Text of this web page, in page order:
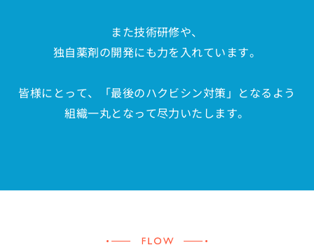
また技術研修や、
独自薬剤の開発にも力を入れています。
皆様にとって、「最後のハクビシン対策」となるよう
組織一丸となって尽力いたします。